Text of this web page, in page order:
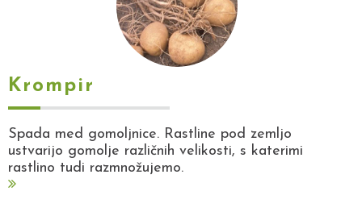
Krompir
Spada med gomoljnice. Rastline pod zemljo
ustvarijo gomolje različnih velikosti, s katerimi
rastlino tudi razmnožujemo.